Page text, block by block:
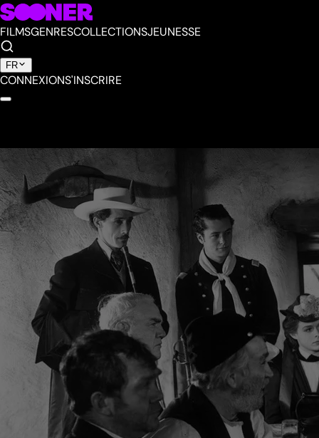
FILMSGENRESCOLLECTIONSJEUNESSE
FR
CONNEXIONS'INSCRIRE